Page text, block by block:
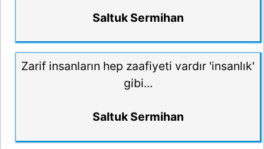
Saltuk Sermihan
Zarif insanların hep zaafiyeti vardır 'insanlık'
gibi...
Saltuk Sermihan